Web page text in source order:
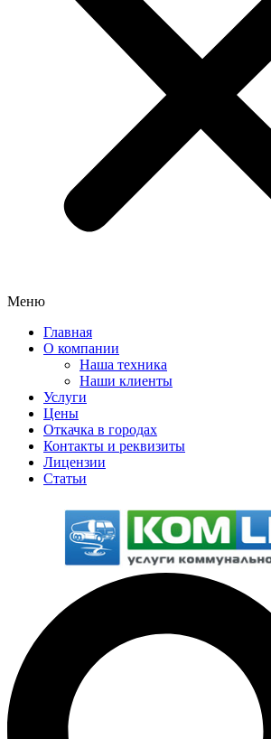
Меню
Главная
О компании
Наша техника
Наши клиенты
Услуги
Цены
Откачка в городах
Контакты и реквизиты
Лицензии
Статьи